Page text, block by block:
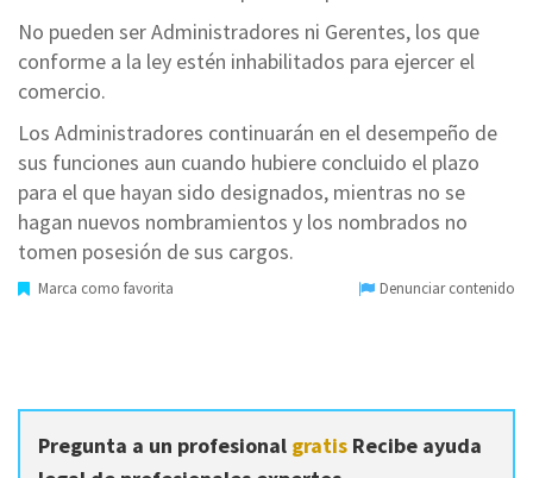
No pueden ser Administradores ni Gerentes, los que
conforme a la ley estén inhabilitados para ejercer el
comercio.
Los Administradores continuarán en el desempeño de
sus funciones aun cuando hubiere concluido el plazo
para el que hayan sido designados, mientras no se
hagan nuevos nombramientos y los nombrados no
tomen posesión de sus cargos.
Marca como favorita Denunciar contenido
Pregunta a un profesional gratis Recibe ayuda